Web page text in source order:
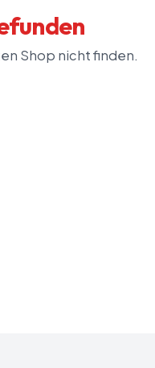
Shop nicht finden.